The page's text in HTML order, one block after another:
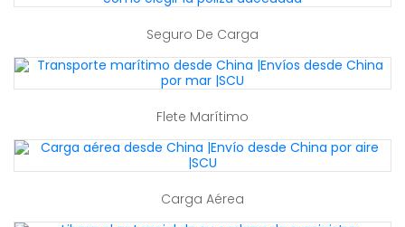
Seguro De Carga
Flete Marítimo
Carga Aérea